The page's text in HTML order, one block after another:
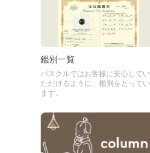
鑑別一覧
パスクルではお客様に安心してい
ただけるように、鑑別をとってい
ます。